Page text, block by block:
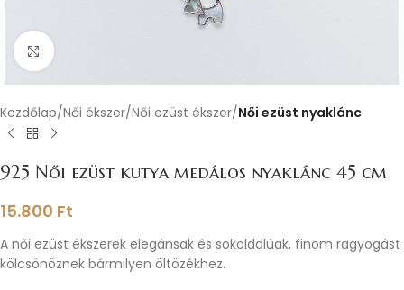
Nagyításhoz kattints ide
Kezdőlap Női ékszer Női ezüst ékszer Női ezüst nyaklánc
925 Női ezüst kutya medálos nyaklánc 45 cm
15.800 Ft
A női ezüst ékszerek elegánsak és sokoldalúak, finom ragyogást
kölcsönöznek bármilyen öltözékhez.